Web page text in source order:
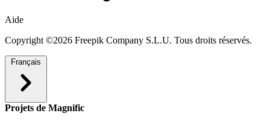
Aide
Copyright ©2026 Freepik Company S.L.U. Tous droits réservés.
Français
Projets de Magnific